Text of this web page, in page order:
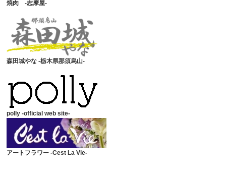
焼肉 -志摩屋-
森田城やな -栃木県那須烏山-
polly -official web site-
アートフラワー -Cest La Vie-